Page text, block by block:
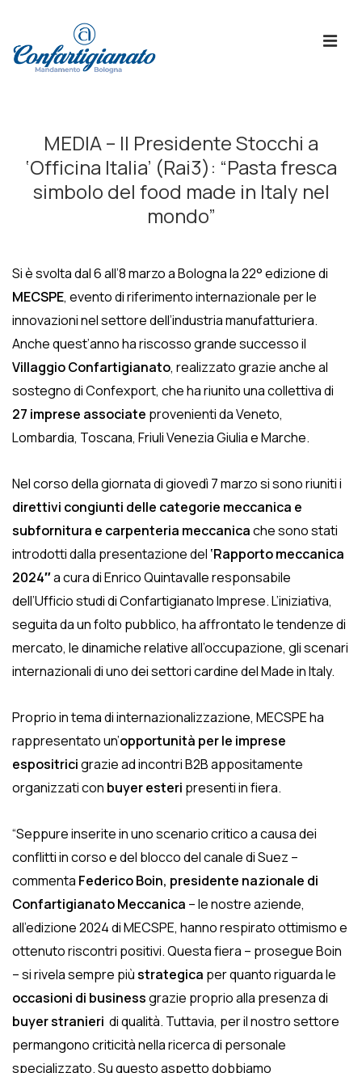
Principale
MEDIA – Il Presidente Stocchi a
‘Officina Italia’ (Rai3): “Pasta fresca
simbolo del food made in Italy nel
mondo”
Si è svolta dal 6 all’8 marzo a Bologna la 22° edizione di
MECSPE, evento di riferimento internazionale per le
innovazioni nel settore dell’industria manufatturiera.
Anche quest’anno ha riscosso grande successo il
Villaggio Confartigianato, realizzato grazie anche al
sostegno di Confexport, che ha riunito una collettiva di
27 imprese associate provenienti da Veneto,
Lombardia, Toscana, Friuli Venezia Giulia e Marche.
Nel corso della giornata di giovedì 7 marzo si sono riuniti i
direttivi congiunti delle categorie meccanica e
subfornitura e carpenteria meccanicache sono stati
introdotti dalla presentazione del ‘Rapporto meccanica
2024″a cura di Enrico Quintavalle responsabile
dell’Ufficio studi di Confartigianato Imprese. L’iniziativa,
seguita da un folto pubblico, ha affrontato le tendenze di
mercato, le dinamiche relative all’occupazione, gli scenari
internazionali di uno dei settori cardine del Made in Italy.
Proprio in tema di internazionalizzazione, MECSPE ha
rappresentato un’opportunità per le imprese
espositricigrazie ad incontri B2B appositamente
organizzati con buyer esteri presenti in fiera.
“Seppure inserite in uno scenario critico a causa dei
conflitti in corso e del blocco del canale di Suez –
commenta Federico Boin, presidente nazionale di
Confartigianato Meccanica – le nostre aziende,
all’edizione 2024 di MECSPE, hanno respirato ottimismo e
ottenuto riscontri positivi. Questa fiera – prosegue Boin
– si rivela sempre piùstrategica per quanto riguarda le
occasioni di businessgrazie proprio alla presenza di
buyer stranieri di qualità. Tuttavia, per il nostro settore
permangono criticità nella ricerca di personale
specializzato. Su questo aspetto dobbiamo